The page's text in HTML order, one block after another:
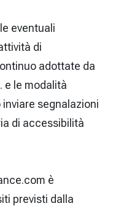
eventuali
di
adottate da
e le modalità
segnalazioni
di accessibilità
è
previsti dalla